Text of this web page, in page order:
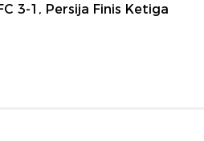
3-1, Persija Finis Ketiga